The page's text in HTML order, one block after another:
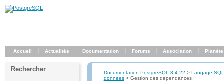
Accueil Actualités Documentation Forums Association Planète
Rechercher Documentation PostgreSQL 8.4.22 > Langage SQL
données> Gestion des dépendances